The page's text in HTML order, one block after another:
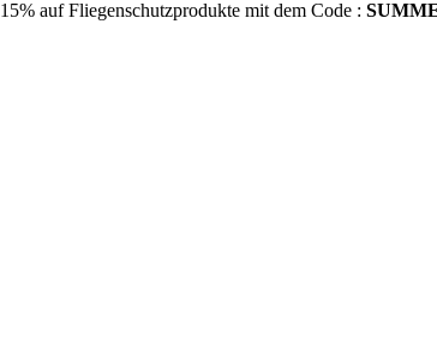
15% auf Fliegenschutzprodukte mit dem Code :